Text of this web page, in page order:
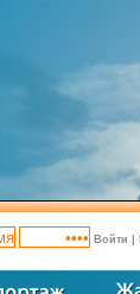
Войти